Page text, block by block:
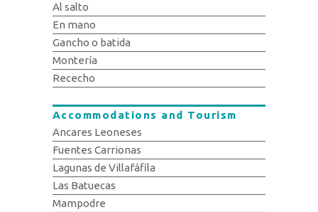
Al salto
En mano
Gancho o batida
Montería
Rececho
Accommodations and Tourism
Ancares Leoneses
Fuentes Carrionas
Lagunas de Villafáfila
Las Batuecas
Mampodre